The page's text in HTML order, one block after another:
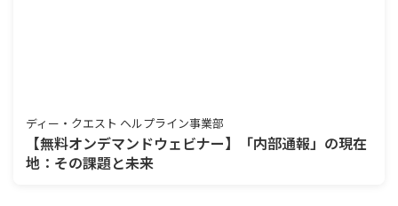
ディー・クエスト ヘルプライン事業部
【無料オンデマンドウェビナー】「内部通報」の現在
地：その課題と未来